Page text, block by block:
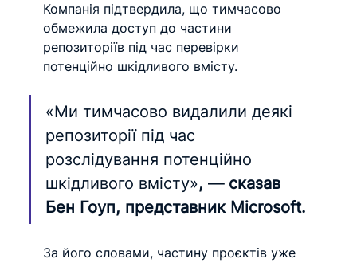
Компанія підтвердила, що тимчасово
обмежила доступ до частини
репозиторіїв під час перевірки
потенційно шкідливого вмісту.
«Ми тимчасово видалили деякі
репозиторії під час
розслідування потенційно
шкідливого вмісту», — сказав
Бен Гоуп, представник Microsoft.
За його словами, частину проєктів уже